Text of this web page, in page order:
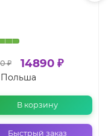
₽ 14890 ₽
Польша
В корзину
Быстрый заказ